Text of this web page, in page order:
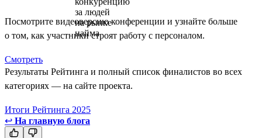
Посмотрите видеоверсию конференции и узнайте больше
о том, как участники строят работу с персоналом.
Смотреть
Результаты Рейтинга и полный список финалистов во всех
категориях — на сайте проекта.
Итоги Рейтинга 2025
↩ На главную блога